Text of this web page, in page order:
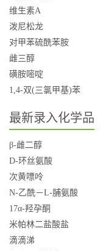
维生素A
泼尼松龙
对甲苯硫酰苯胺
雌三醇
磺胺嘧啶
1,4-双(三氯甲基)苯
最新录入化学品
β-雌二醇
D-环丝氨酸
次黄嘌呤
N-乙酰－L-脯氨酸
17α-羟孕酮
米帕林二盐酸盐
滴滴涕